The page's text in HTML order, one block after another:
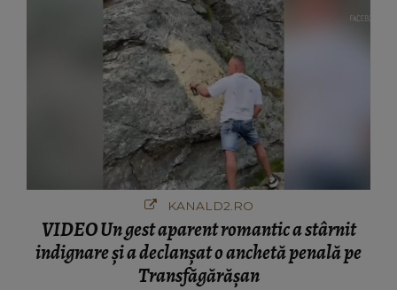
KANALD2.RO
VIDEO Un gest aparent romantic a stârnit
indignare și a declanșat o anchetă penală pe
Transfăgărășan